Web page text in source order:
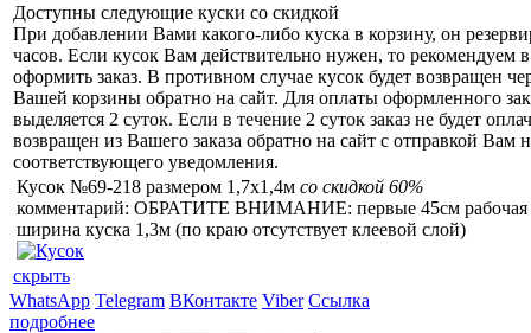
Доступны следующие куски со скидкой
При добавлении Вами какого-либо куска в корзину, он
часов. Если кусок Вам действительно нужен, то рекомендуем
оформить заказ. В противном случае кусок будет возвращен
Вашей корзины обратно на сайт. Для оплаты оформленного
выделяется 2 суток. Если в течение 2 суток заказ не будет
возвращен из Вашего заказа обратно на сайт с отправкой Вам
соответствующего уведомления.
Кусок №69-218 размером 1,7x1,4м со скидкой 60%
комментарий: ОБРАТИТЕ ВНИМАНИЕ: первые 45см рабочая
ширина куска 1,3м (по краю отсутствует клеевой слой)
скрыть
WhatsApp Telegram ВКонтакте Viber Ссылка
подробнее